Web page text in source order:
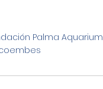
Palma Aquarium